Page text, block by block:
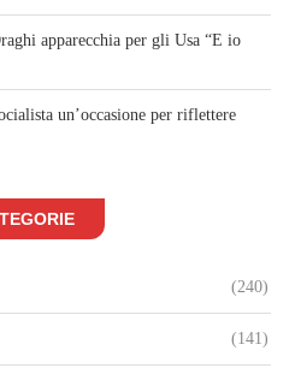
apparecchia per gli Usa “E io
un’occasione per riflettere
(240)
(141)